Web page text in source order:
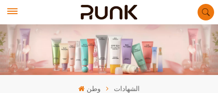
وطن الشهادات